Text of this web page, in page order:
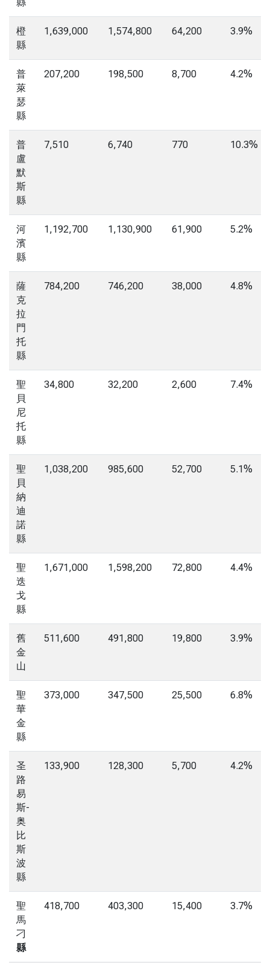
橙
縣
1,639,000 1,574,800 64,200 3.9%
普
萊
瑟
縣
207,200 198,500 8,700 4.2%
普
盧
默
斯
縣
7,510 6,740 770 10.3%
河
濱
縣
1,192,700 1,130,900 61,900 5.2%
薩
克
拉
門
托
縣
784,200 746,200 38,000 4.8%
聖
貝
尼
托
縣
34,800 32,200 2,600 7.4%
聖
貝
納
迪
諾
縣
1,038,200 985,600 52,700 5.1%
聖
迭
戈
縣
1,671,000 1,598,200 72,800 4.4%
舊
金
山
511,600 491,800 19,800 3.9%
聖
華
金
縣
373,000 347,500 25,500 6.8%
圣
路
易
斯-
奥
比
斯
波
縣
133,900 128,300 5,700 4.2%
聖
馬
刁
縣
418,700 403,300 15,400 3.7%